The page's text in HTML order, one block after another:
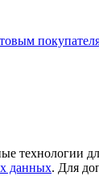
технологии
данных. Для